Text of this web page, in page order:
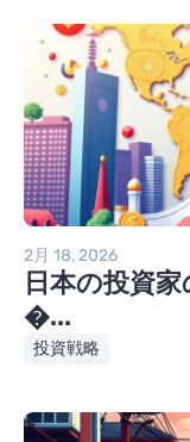
2月 18, 2026
日本の投資
�...
投資戦略